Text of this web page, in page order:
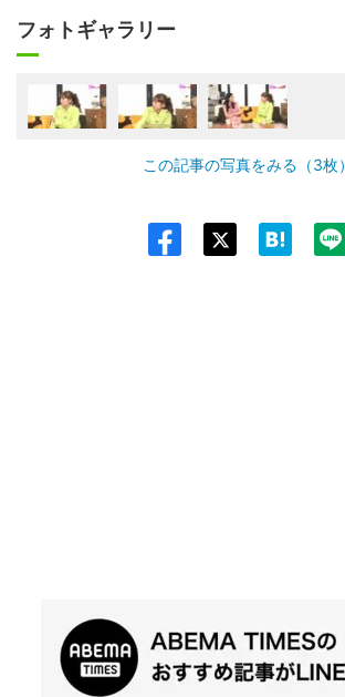
フォトギャラリー
この記事の写真をみる（3枚）